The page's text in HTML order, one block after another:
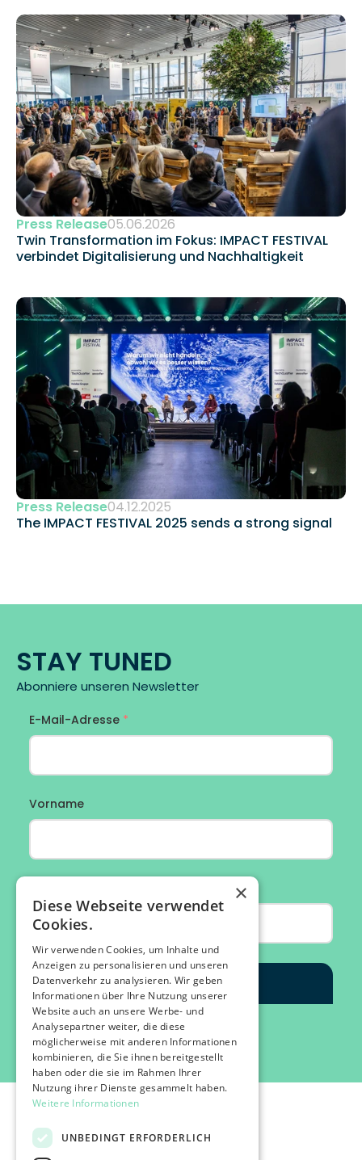
Press Release05.06.2026
Twin Transformation im Fokus: IMPACT FESTIVAL
verbindet Digitalisierung und Nachhaltigkeit
Press Release04.12.2025
The IMPACT FESTIVAL 2025 sends a strong signal
STAY TUNED
Abonniere unseren Newsletter
×
Diese Webseite verwendet
Cookies.
Wir verwenden Cookies, um Inhalte und
Anzeigen zu personalisieren und unseren
Datenverkehr zu analysieren. Wir geben
Informationen über Ihre Nutzung unserer
Website auch an unsere Werbe- und
Analysepartner weiter, die diese
möglicherweise mit anderen Informationen
kombinieren, die Sie ihnen bereitgestellt
haben oder die sie im Rahmen Ihrer
Nutzung ihrer Dienste gesammelt haben.
Weitere Informationen
UNBEDINGT ERFORDERLICH